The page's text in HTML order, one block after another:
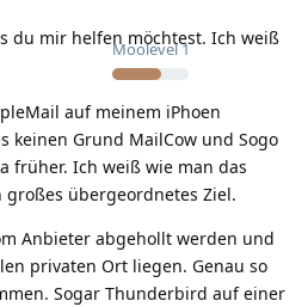
Moolevel1
du mir helfen möchtest. Ich weiß
auf meinem iPhoen
keinen Grund MailCow und Sogo
früher. Ich weiß wie man das
übergeordnetes Ziel.
Anbieter abgehollt werden und
privaten Ort liegen. Genau so
Sogar Thunderbird auf einer